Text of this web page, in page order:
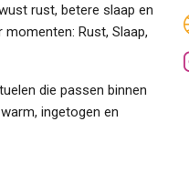
rust, betere slaap en
Rust, Slaap,
die passen binnen
ingetogen en